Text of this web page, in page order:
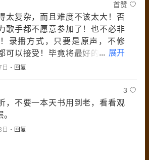
首赞
太复杂，而且难度不该太大！否
歌手都不愿意参加了！也不必非
录播方式，只要是原声，不修
可以接受！毕竟将最好的效果最
是最重要的！
... 展开
回复
3
，不要一本天书用到老，看看观
回复